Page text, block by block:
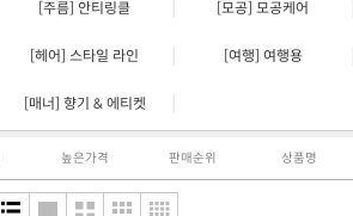
[주름] 안티링클 [모공] 모공케어
[헤어] 스타일 라인 [여행] 여행용
[매너] 향기 & 에티켓
높은가격 판매순위 상품명